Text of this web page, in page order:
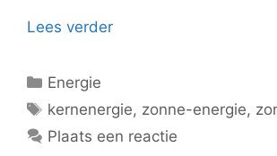
Lees verder
Categorieën
Energie
Tags
kernenergie, zonne-energie,
Plaats een reactie